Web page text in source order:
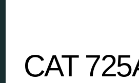
CAT